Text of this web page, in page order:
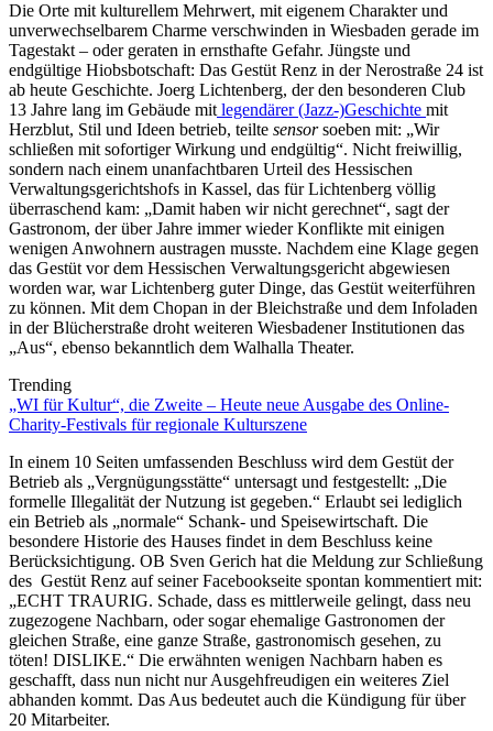
Die Orte mit kulturellem Mehrwert, mit eigenem Charakter und
unverwechselbarem Charme verschwinden in Wiesbaden gerade im
Tagestakt – oder geraten in ernsthafte Gefahr. Jüngste und
endgültige Hiobsbotschaft: Das Gestüt Renz in der Nerostraße 24 ist
ab heute Geschichte. Joerg Lichtenberg, der den besonderen Club
13 Jahre lang im Gebäude mit legendärer (Jazz-)Geschichte mit
Herzblut, Stil und Ideen betrieb, teilte sensorsoeben mit: „Wir
schließen mit sofortiger Wirkung und endgültig“. Nicht freiwillig,
sondern nach einem unanfachtbaren Urteil des Hessischen
Verwaltungsgerichtshofs in Kassel, das für Lichtenberg völlig
überraschend kam: „Damit haben wir nicht gerechnet“, sagt der
Gastronom, der über Jahre immer wieder Konflikte mit einigen
wenigen Anwohnern austragen musste. Nachdem eine Klage gegen
das Gestüt vor dem Hessischen Verwaltungsgericht abgewiesen
worden war, war Lichtenberg guter Dinge, das Gestüt weiterführen
zu können. Mit dem Chopan in der Bleichstraße und dem Infoladen
in der Blücherstraße droht weiteren Wiesbadener Institutionen das
„Aus“, ebenso bekanntlich dem Walhalla Theater.
Trending
„WI für Kultur“, die Zweite – Heute neue Ausgabe des Online-
Charity-Festivals für regionale Kulturszene
In einem 10 Seiten umfassenden Beschluss wird dem Gestüt der
Betrieb als „Vergnügungsstätte“ untersagt und festgestellt: „Die
formelle Illegalität der Nutzung ist gegeben.“ Erlaubt sei lediglich
ein Betrieb als „normale“ Schank- und Speisewirtschaft. Die
besondere Historie des Hauses findet in dem Beschluss keine
Berücksichtigung. OB Sven Gerich hat die Meldung zur Schließung
des Gestüt Renz auf seiner Facebookseite spontan kommentiert mit:
„ECHT TRAURIG. Schade, dass es mittlerweile gelingt, dass neu
zugezogene Nachbarn, oder sogar ehemalige Gastronomen der
gleichen Straße, eine ganze Straße, gastronomisch gesehen, zu
töten! DISLIKE.“ Die erwähnten wenigen Nachbarn haben es
geschafft, dass nun nicht nur Ausgehfreudigen ein weiteres Ziel
abhanden kommt. Das Aus bedeutet auch die Kündigung für über
20 Mitarbeiter.